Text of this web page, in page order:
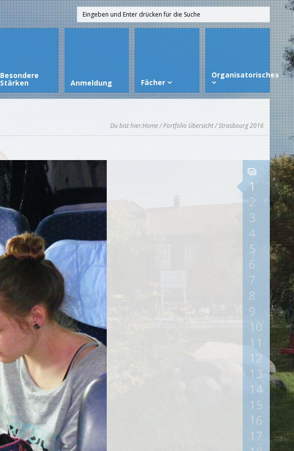
Besondere
Stärken Anmeldung Fächer
Organisatorisches
Du bist hier:Home/Portfolio Übersicht/ Strasbourg 2016
1
2
3
4
5
6
7
8
9
10
11
12
13
14
15
16
17